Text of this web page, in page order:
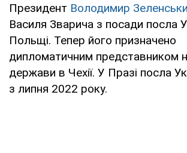
Президент Володимир
Василя Зварича з посади посла
Польщі. Тепер його призначено
дипломатичним представником
держави в Чехії. У Празі посла
з липня 2022 року.